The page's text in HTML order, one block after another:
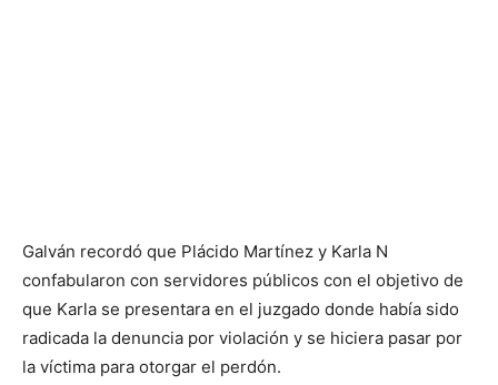
Galván recordó que Plácido Martínez y Karla N
confabularon con servidores públicos con el objetivo de
que Karla se presentara en el juzgado donde había sido
radicada la denuncia por violación y se hiciera pasar por
la víctima para otorgar el perdón.